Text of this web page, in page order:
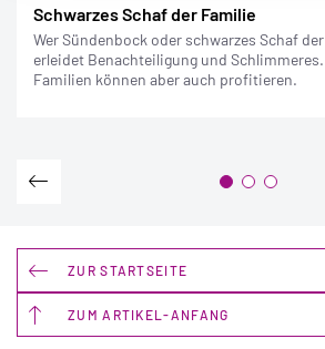
Schwarzes Schaf der Familie
Wer Sündenbock oder schwarzes Schaf
erleidet Benachteiligung und
Familien können aber auch profitieren.
ZUR STARTSEITE
ZUM ARTIKEL-ANFANG